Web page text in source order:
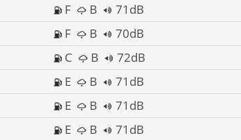
F B
71dB
F B
70dB
C B
72dB
E B
71dB
E B
71dB
E B
71dB